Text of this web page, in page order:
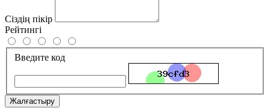
Сіздің пікір
Рейтингі
Введите код
Жалғастыру